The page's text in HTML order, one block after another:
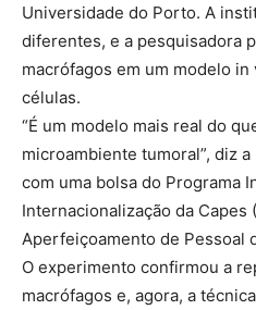
Universidade do Porto. A
diferentes, e a pesquisadora
macrófagos em um modelo
células.
“É um modelo mais real do
microambiente tumoral”, diz
com uma bolsa do Programa
Internacionalização da Capes
Aperfeiçoamento de Pessoal
O experimento confirmou a
macrófagos e, agora, a